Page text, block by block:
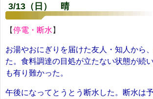
3/13（日） 晴
【停電・断水 】
お湯やおにぎりを届けた友人・知人から
た。食料調達の目処が立たない状態が続
も有り難かった。
午後になってとうとう断水した。断水は